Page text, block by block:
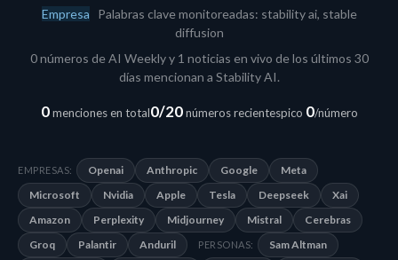
INICIAR SESIÓN
Empresa Palabras clave monitoreadas: stability ai, stable
diffusion
0 números de AI Weekly y 1 noticias en vivo de los últimos 30
días mencionan a Stability AI.
0menciones en total0/20números recientespico 0/número
EMPRESAS: Openai Anthropic Google
Meta
Microsoft
Nvidia Apple Tesla Deepseek
Xai
Amazon
Perplexity Midjourney Mistral
Cerebras
Groq
Palantir Anduril PERSONAS:
Sam Altman